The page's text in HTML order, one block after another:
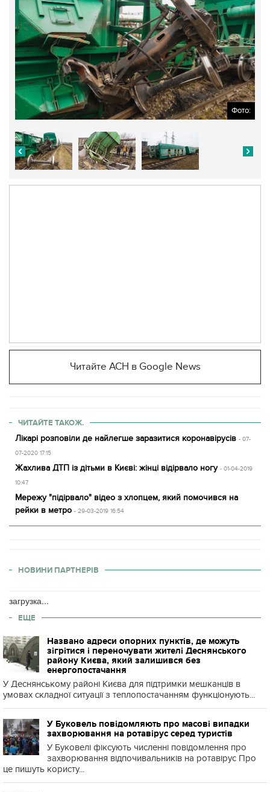
Фото:
Читайте АСН в Google News
ЧИТАЙТЕ ТАКОЖ.
Лікарі розповіли де найлегше заразитися коронавірусів - 07-
07-2020 17:15
Жахлива ДТП із дітьми в Києві: жінці відірвало ногу - 01-04-2019
10:47
Мережу "підірвало" відео з хлопцем, який помочився на
рейки в метро - 29-03-2019 16:54
НОВИНИ ПАРТНЕРІВ
загрузка...
ЕЩЕ
Названо адреси опорних пунктів, де можуть
зігрітися і переночувати жителі Деснянського
району Києва, який залишився без
енергопостачання
У Деснянському районі Києва для підтримки мешканців в
умовах складної ситуації з теплопостачанням функціонують...
У Буковель повідомляють про масові випадки
захворювання на ротавірус серед туристів
У Буковелі фіксують численні повідомлення про
захворювання відпочивальників на ротавірус Про
це пишуть користу...